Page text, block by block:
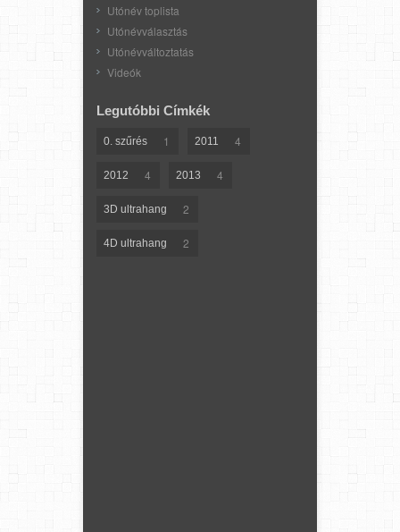
Utónév toplista
Utónévválasztás
Utónévváltoztatás
Videók
Legutóbbi Címkék
0. szűrés 1 2011 4
2012 4 2013 4
3D ultrahang 2
4D ultrahang 2